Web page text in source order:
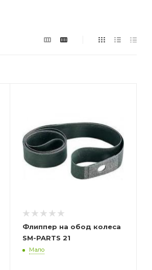
Флиппер на обод колеса
SM-PARTS 21
Мало